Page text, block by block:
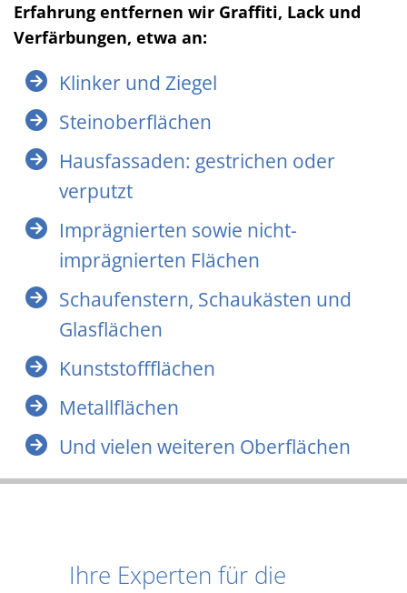
Erfahrung entfernen wir Graffiti, Lack und
Verfärbungen, etwa an:
Klinker und Ziegel
Steinoberflächen
Hausfassaden: gestrichen oder
verputzt
Imprägnierten sowie nicht-
imprägnierten Flächen
Schaufenstern, Schaukästen und
Glasflächen
Kunststoffflächen
Metallflächen
Und vielen weiteren Oberflächen
Ihre Experten für die